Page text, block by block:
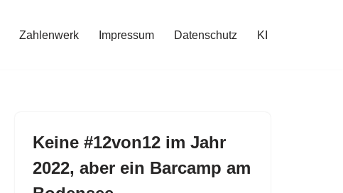
Zahlenwerk Impressum Datenschutz KI
Keine #12von12 im Jahr
2022, aber ein Barcamp am